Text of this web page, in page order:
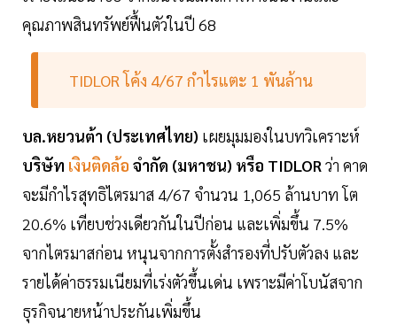
คุณภาพสินทรัพย์ฟื้นตัวในปี 68
TIDLOR โค้ง 4/67 กำไรแตะ 1 พันล้าน
บล.หยวนต้า (ประเทศไทย) เผยมุมมองในบทวิเคราะห์
บริษัท เงินติดล้อ จำกัด (มหาชน) หรือ TIDLORว่า คาด
จะมีกำไรสุทธิไตรมาส 4/67 จำนวน 1,065 ล้านบาท โต
20.6% เทียบช่วงเดียวกันในปีก่อน และเพิ่มขึ้น 7.5%
จากไตรมาสก่อน หนุนจากการตั้งสำรองที่ปรับตัวลง และ
รายได้ค่าธรรมเนียมที่เร่งตัวขึ้นเด่น เพราะมีค่าโบนัสจาก
ธุรกิจนายหน้าประกันเพิ่มขึ้น